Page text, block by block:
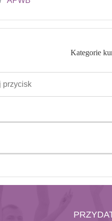
Kategorie